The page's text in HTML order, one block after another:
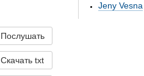
Послушать
Скачать txt
Jeny Vesna